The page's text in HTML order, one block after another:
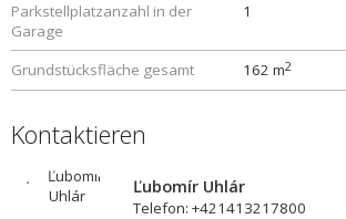
Parkstellplatzanzahl in der
Garage
1
Grundstücksfläche gesamt 162 m2
Kontaktieren
Ľubomír Uhlár
Telefon: +421413217800